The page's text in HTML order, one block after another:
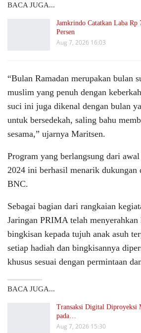
BACA JUGA...
Jamkrindo Catatkan Laba
Persen
Aug 7, 2026 16:03
“Bulan Ramadan merupakan bulan
muslim yang penuh dengan
suci ini juga dikenal dengan bulan
untuk bersedekah, saling bahu
sesama,” ujarnya Maritsen.
Program yang berlangsung dari
2024 ini berhasil menarik dukungan
BNC.
Sebagai bagian dari rangkaian
Jaringan PRIMA telah menyerahkan
bingkisan kepada tujuh anak asuh
setiap hadiah dan bingkisannya
khusus sesuai dengan permintaan
BACA JUGA...
Transaksi Digital Diproyeksi
pada…
Aug 7, 2026 15:30